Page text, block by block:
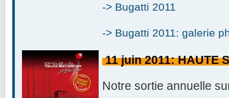
-> Bugatti 2011
-> Bugatti 2011: galerie
11 juin 2011: HAUTE
Notre sortie annuelle